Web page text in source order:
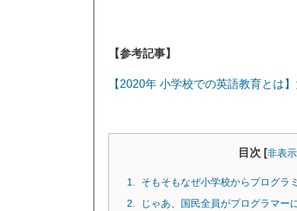
【参考記事】
【2020年 小学校での英語教育とは
目次 [非表示
そもそもなぜ小学校からプログラ
じゃあ、国民全員がプログラマー